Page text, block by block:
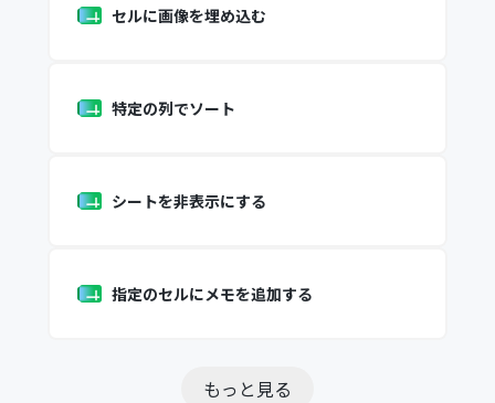
セルに画像を埋め込む
特定の列でソート
シートを非表示にする
指定のセルにメモを追加する
もっと見る